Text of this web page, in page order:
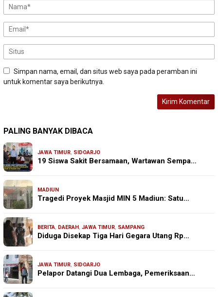
Simpan nama, email, dan situs web saya pada peramban ini
untuk komentar saya berikutnya.
PALING BANYAK DIBACA
JAWA TIMUR, SIDOARJO
19 Siswa Sakit Bersamaan, Wartawan Sempa…
MADIUN
Tragedi Proyek Masjid MIN 5 Madiun: Satu…
BERITA, DAERAH , JAWA TIMUR, SAMPANG
Diduga Disekap Tiga Hari Gegara Utang Rp…
JAWA TIMUR, SIDOARJO
Pelapor Datangi Dua Lembaga, Pemeriksaan…